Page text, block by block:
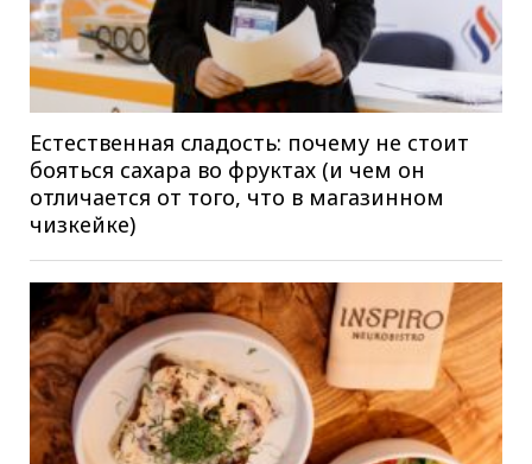
Естественная сладость: почему не стоит
бояться сахара во фруктах (и чем он
отличается от того, что в магазинном
чизкейке)